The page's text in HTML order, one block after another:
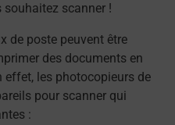
souhaitez scanner !
de poste peuvent être
des documents en
effet, les photocopieurs de
pour scanner qui
: